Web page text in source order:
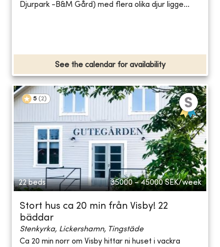
Djurpark -B&M Gård) med flera olika djur ligge...
See the calendar for availability
5 (2)
22 beds 35000 - 45000 SEK/week
Stort hus ca 20 min från Visby! 22
bäddar
Stenkyrka, Lickershamn, Tingstäde
Ca 20 min norr om Visby hittar ni huset i vackra